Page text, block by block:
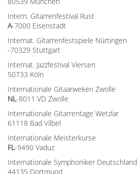
Intern. Gitarrenfestival Rust
A-7000 Eisenstadt
Internat. Gitarrenfestspiele Nürtingen
-70329 Stuttgart
Internat. Jazzfestival Viersen
50733 Köln
Internationale Gitaarweken Zwolle
NL-8011 VD Zwolle
Internationale Gitarrentage Wetzlar
61118 Bad Vilbel
Internationale Meisterkurse
FL-9490 Vaduz
Internationale Symphoniker Deutschland
44135 Dortmund